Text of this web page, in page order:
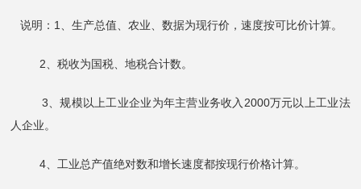
说明：1、生产总值、农业、数据为现行价，速度按可比价计算。
2、税收为国税、地税合计数。
3、规模以上工业企业为年主营业务收入2000万元以上工业法
人企业。
4、工业总产值绝对数和增长速度都按现行价格计算。